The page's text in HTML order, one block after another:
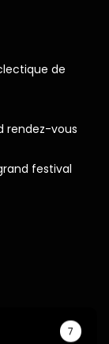
de
rendez-vous
festival
7